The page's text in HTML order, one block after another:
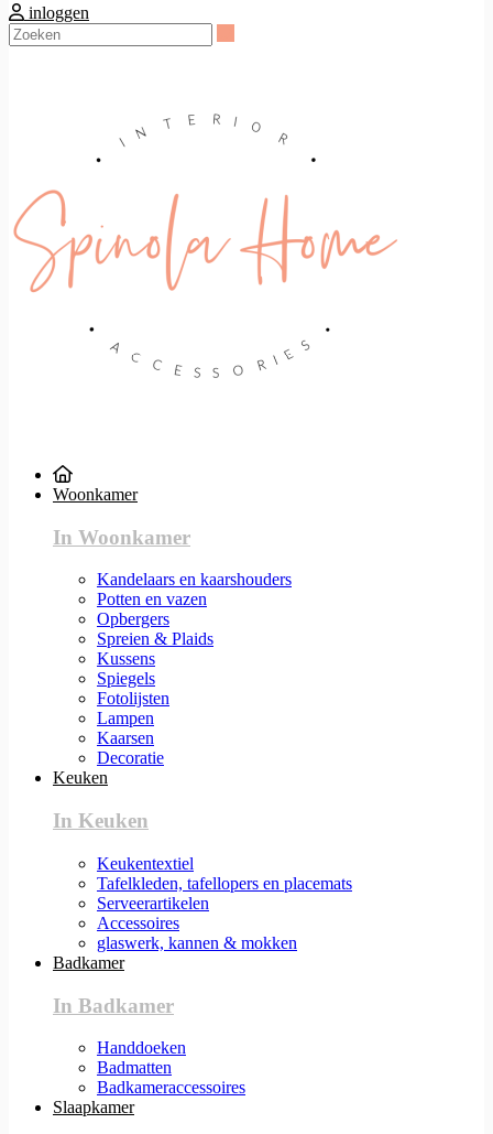
inloggen
Woonkamer
In Woonkamer
Kandelaars en kaarshouders
Potten en vazen
Opbergers
Spreien & Plaids
Kussens
Spiegels
Fotolijsten
Lampen
Kaarsen
Decoratie
Keuken
In Keuken
Keukentextiel
Tafelkleden, tafellopers en placemats
Serveerartikelen
Accessoires
glaswerk, kannen & mokken
Badkamer
In Badkamer
Handdoeken
Badmatten
Badkameraccessoires
Slaapkamer